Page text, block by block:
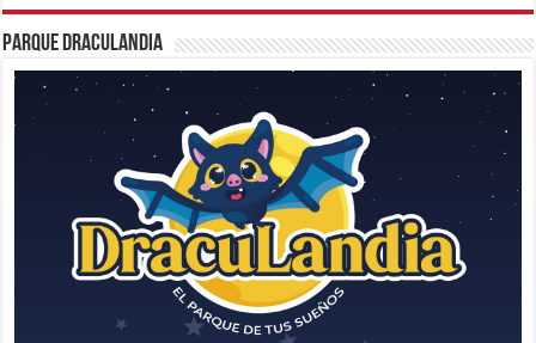
Parque Draculandia